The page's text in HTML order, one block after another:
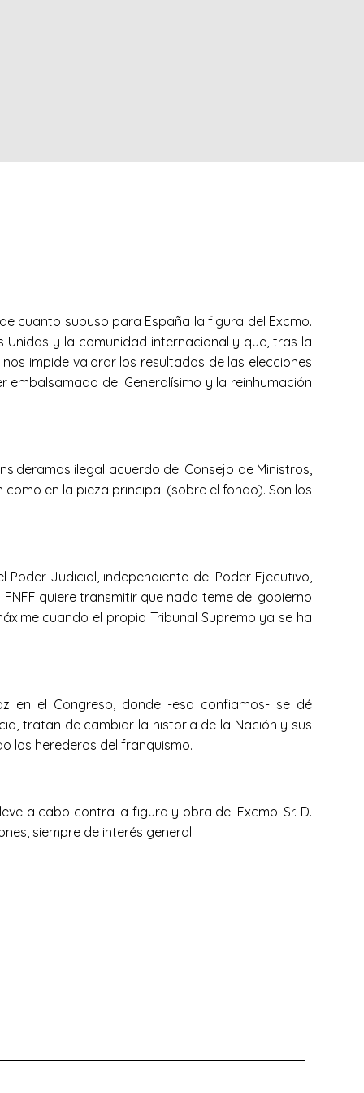
cuanto supuso para España la figura del Excmo.
y la comunidad internacional y que, tras la
impide valorar los resultados de las elecciones
del Generalísimo y la reinhumación
ilegal acuerdo del Consejo de Ministros,
en la pieza principal (sobre el fondo). Son los
Judicial, independiente del Poder Ejecutivo,
quiere transmitir que nada teme del gobierno
cuando el propio Tribunal Supremo ya se ha
en el Congreso, donde -eso confiamos- se dé
tratan de cambiar la historia de la Nación y sus
los herederos del franquismo.
a cabo contra la figura y obra del Excmo. Sr. D.
siempre de interés general.